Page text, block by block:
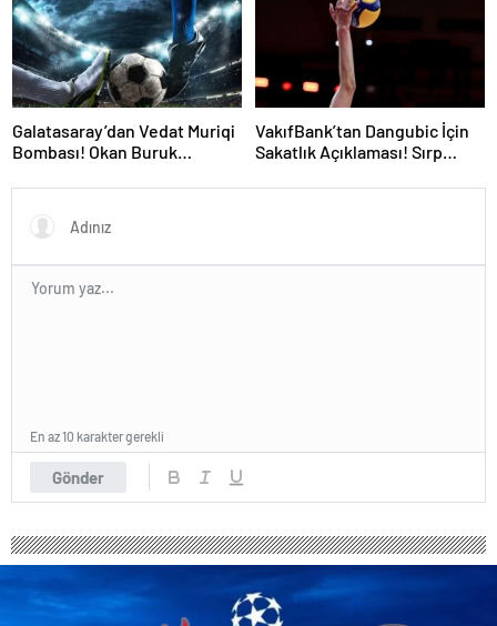
Galatasaray’dan Vedat Muriqi
Bombası! Okan Buruk
VakıfBank’tan Dangubic İçin
Sakatlık Açıklaması! Sırp
Gönder
En az 10 karakter gerekli